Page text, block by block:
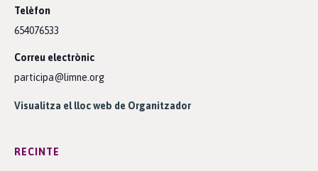
Telèfon
654076533
Correu electrònic
participa@limne.org
Visualitza el lloc web de Organitzador
RECINTE